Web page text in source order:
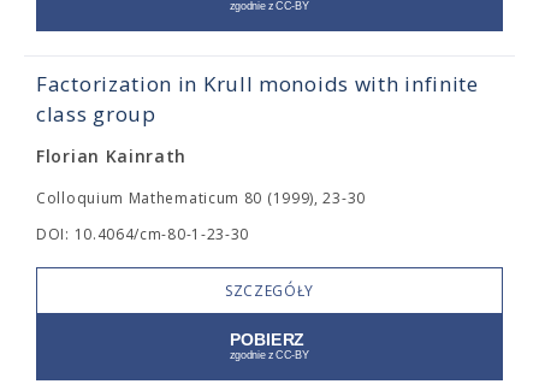
Factorization in Krull monoids with infinite
class group
Florian Kainrath
Colloquium Mathematicum 80 (1999), 23-30
DOI: 10.4064/cm-80-1-23-30
SZCZEGÓŁY